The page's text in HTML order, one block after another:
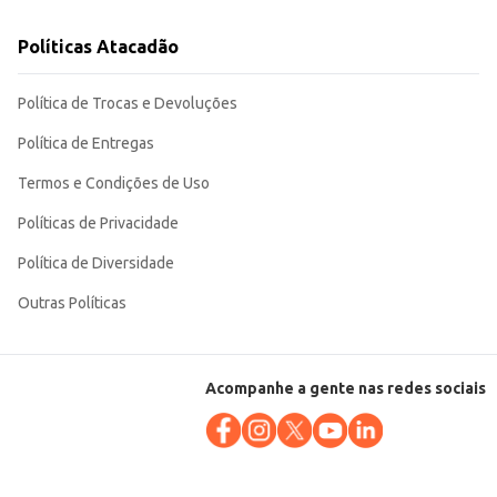
Políticas Atacadão
Política de Trocas e Devoluções
Política de Entregas
Termos e Condições de Uso
Políticas de Privacidade
Política de Diversidade
Outras Políticas
Acompanhe a gente nas redes sociais